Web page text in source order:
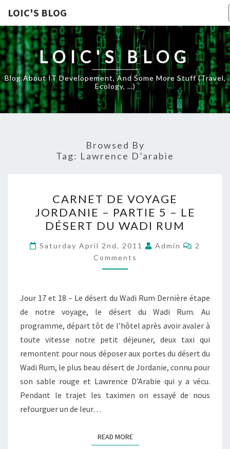
LOIC'S BLOG
LOIC'S BLOG
Blog About IT Developement, And Some More Stuff (travel,
Ecology, …)
Browsed By
Tag: Lawrence D’arabie
DE
VOYAGE
JORDANIE
–
PARTIE
5
LE
DÉSERT
DU
WADI
RUM
CARNET DE VOYAGE
JORDANIE – PARTIE 5 – LE
DÉSERT DU WADI RUM
Saturday April 2nd, 2011 Admin
2
Comments
Jour 17 et 18 – Le désert du Wadi Rum Dernière étape
de notre voyage, le désert du Wadi Rum. Au
programme, départ tôt de l’hôtel après avoir avaler à
toute vitesse notre petit déjeuner, deux taxi qui
remontent pour nous déposer aux portes du désert du
Wadi Rum, le plus beau désert de Jordanie, connu pour
son sable rouge et Lawrence D’Arabie qui y a vécu.
Pendant le trajet les taximen on essayé de nous
refourguer un de leur…
READ MOREREAD MORE